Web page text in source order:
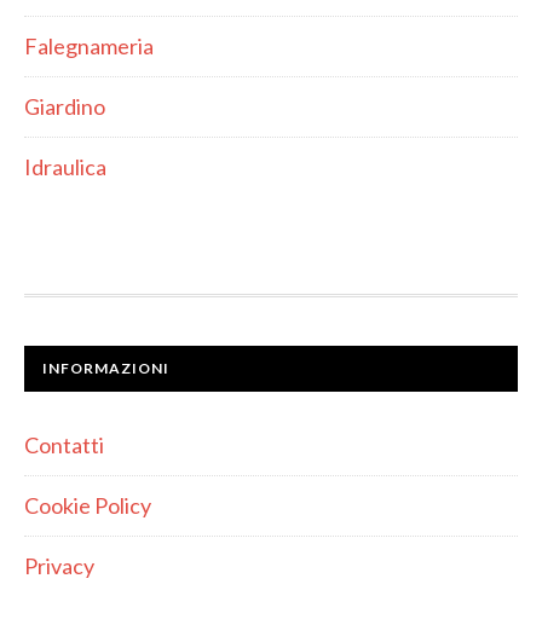
Falegnameria
Giardino
Idraulica
INFORMAZIONI
Contatti
Cookie Policy
Privacy